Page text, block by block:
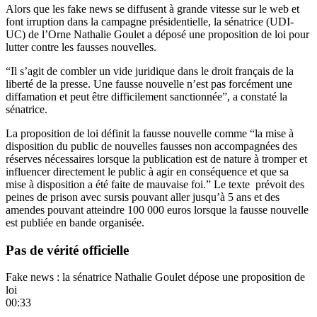
Alors que les fake news se diffusent à grande vitesse sur le web et
font irruption dans la campagne présidentielle, la sénatrice (UDI-
UC) de l’Orne Nathalie Goulet a déposé une proposition de loi pour
lutter contre les fausses nouvelles.
“Il s’agit de combler un vide juridique dans le droit français de la
liberté de la presse. Une fausse nouvelle n’est pas forcément une
diffamation et peut être difficilement sanctionnée”, a constaté la
sénatrice.
La proposition de loi définit la fausse nouvelle comme “la mise à
disposition du public de nouvelles fausses non accompagnées des
réserves nécessaires lorsque la publication est de nature à tromper et
influencer directement le public à agir en conséquence et que sa
mise à disposition a été faite de mauvaise foi.” Le texte prévoit des
peines de prison avec sursis pouvant aller jusqu’à 5 ans et des
amendes pouvant atteindre 100 000 euros lorsque la fausse nouvelle
est publiée en bande organisée.
Pas de vérité officielle
Fake news : la sénatrice Nathalie Goulet dépose une proposition de
loi
00:33